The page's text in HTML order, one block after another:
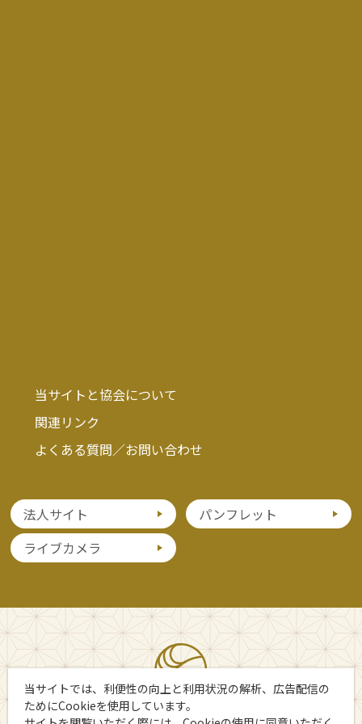
当サイトと協会について
関連リンク
よくある質問／お問い合わせ
法人サイト
パンフレット
ライブカメラ
当サイトでは、利便性の向上と利用状況の解析、広告配信の
ためにCookieを使用しています。